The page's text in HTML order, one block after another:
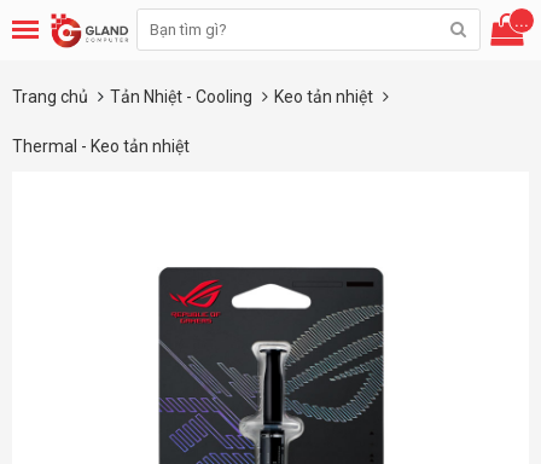
...
Trang chủ Tản Nhiệt - Cooling Keo tản nhiệt
Thermal - Keo tản nhiệt